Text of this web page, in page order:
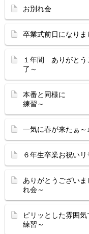
お別れ会
卒業式前日になりま
１年間 ありが
了～
本番と同
練習～
一気に春が来たぁ～
６年生卒業お祝い
ありがとうござい
れ会～
ピリッとした
練習～